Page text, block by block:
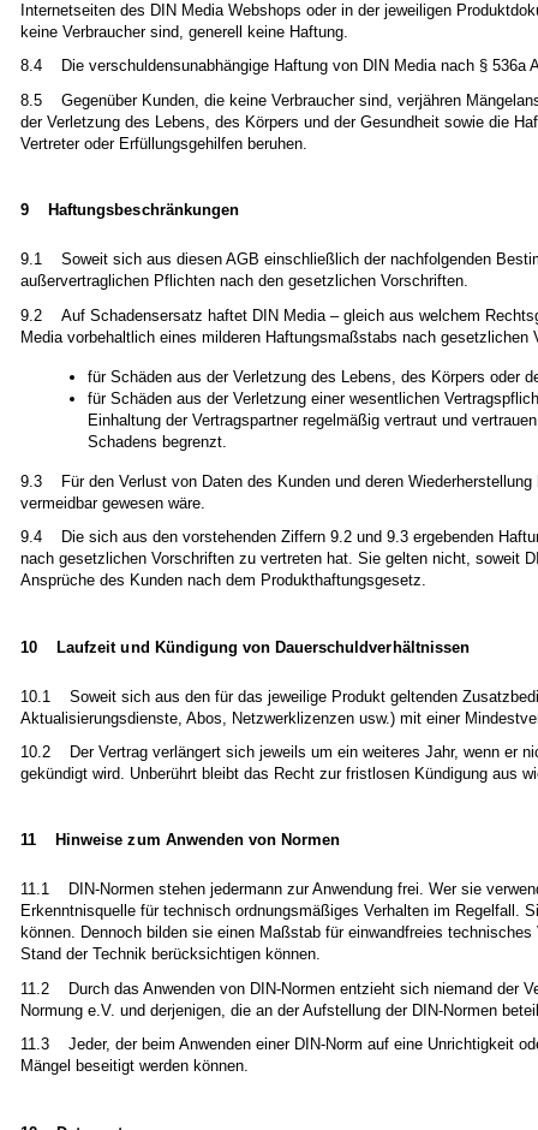
Internetseiten des DIN Media Webshops oder in der jeweiligen
keine Verbraucher sind, generell keine Haftung.
8.4 Die verschuldensunabhängige Haftung von DIN Media nach § 536a
8.5 Gegenüber Kunden, die keine Verbraucher sind, verjähren
der Verletzung des Lebens, des Körpers und der Gesundheit sowie die
Vertreter oder Erfüllungsgehilfen beruhen.
9 Haftungsbeschränkungen
9.1 Soweit sich aus diesen AGB einschließlich der nachfolgenden
außervertraglichen Pflichten nach den gesetzlichen Vorschriften.
9.2 Auf Schadensersatz haftet DIN Media – gleich aus welchem
Media vorbehaltlich eines milderen Haftungsmaßstabs nach
für Schäden aus der Verletzung des Lebens, des Körpers oder
für Schäden aus der Verletzung einer wesentlichen
Einhaltung der Vertragspartner regelmäßig vertraut und
Schadens begrenzt.
9.3 Für den Verlust von Daten des Kunden und deren
vermeidbar gewesen wäre.
9.4 Die sich aus den vorstehenden Ziffern 9.2 und 9.3 ergebenden
nach gesetzlichen Vorschriften zu vertreten hat. Sie gelten nicht, soweit
Ansprüche des Kunden nach dem Produkthaftungsgesetz.
10 Laufzeit und Kündigung von Dauerschuldverhältnissen
10.1 Soweit sich aus den für das jeweilige Produkt geltenden
Aktualisierungsdienste, Abos, Netzwerklizenzen usw.) mit einer
10.2 Der Vertrag verlängert sich jeweils um ein weiteres Jahr, wenn er
gekündigt wird. Unberührt bleibt das Recht zur fristlosen Kündigung aus
11 Hinweise zum Anwenden von Normen
11.1 DIN-Normen stehen jedermann zur Anwendung frei. Wer sie
Erkenntnisquelle für technisch ordnungsmäßiges Verhalten im Regelfall.
können. Dennoch bilden sie einen Maßstab für einwandfreies
Stand der Technik berücksichtigen können.
11.2 Durch das Anwenden von DIN-Normen entzieht sich niemand der
Normung e.V. und derjenigen, die an der Aufstellung der DIN-Normen
11.3 Jeder, der beim Anwenden einer DIN-Norm auf eine Unrichtigkeit
Mängel beseitigt werden können.